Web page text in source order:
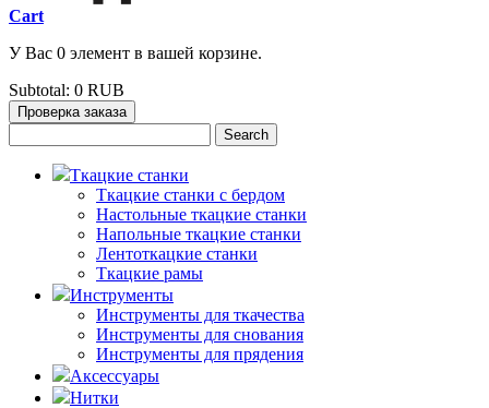
Cart
У Вас 0 элемент в вашей корзине.
Subtotal: 0 RUB
Проверка заказа
Ткацкие станки
Ткацкие станки с бердом
Настольные ткацкие станки
Напольные ткацкие станки
Лентоткацкие станки
Ткацкие рамы
Инструменты
Инструменты для ткачества
Инструменты для снования
Инструменты для прядения
Аксессуары
Нитки